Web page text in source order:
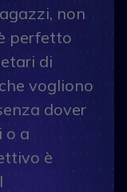
non
perfetto
di
vogliono
dover
o a
è